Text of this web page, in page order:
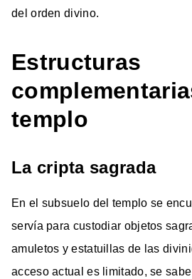
del orden divino.
Estructuras
templo
La cripta sagrada
En el subsuelo del templo se
servía para custodiar objetos
amuletos y estatuillas de las
acceso actual es limitado, se